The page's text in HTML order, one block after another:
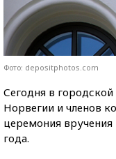
Фото: depositphotos.com
Сегодня в
Норвегии и членов
церемония
года.